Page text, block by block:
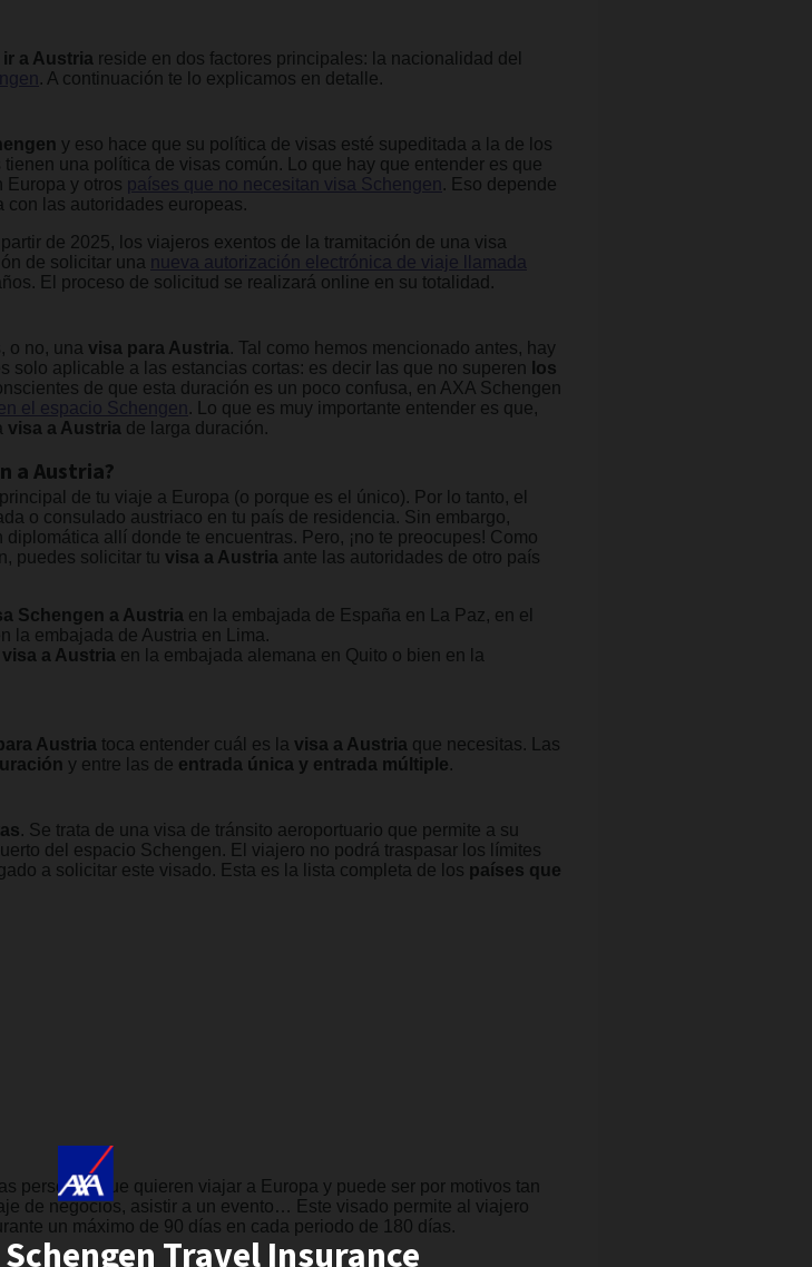
Travel Insurance
a Austria reside en dos factores principales: la nacionalidad del
. A continuación te lo explicamos en detalle.
y eso hace que su política de visas esté supeditada a la de los
una política de visas común. Lo que hay que entender es que
Europa y otros países que no necesitan visa Schengen
. Eso depende
con las autoridades europeas.
de 2025, los viajeros exentos de la tramitación de una visa
de solicitar una
nueva autorización electrónica de viaje llamada
El proceso de solicitud se realizará online en su totalidad.
o no, una visa para Austria. Tal como hemos mencionado antes, hay
solo aplicable a las estancias cortas: es decir las que no superen los
de que esta duración es un poco confusa, en AXA Schengen
el espacio Schengen
. Lo que es muy importante entender es que,
visa a Austria de larga duración.
a Austria?
de tu viaje a Europa (o porque es el único). Por lo tanto, el
o consulado austriaco en tu país de residencia. Sin embargo,
allí donde te encuentras. Pero, ¡no te preocupes! Como
puedes solicitar tu visa a Austria ante las autoridades de otro país
Schengen a Austria en la embajada de España en La Paz, en el
la embajada de Austria en Lima.
a Austria en la embajada alemana en Quito o bien en la
Austria toca entender cuál es la visa a Austria que necesitas. Las
y entre las de entrada única y entrada múltiple.
. Se trata de una visa de tránsito aeroportuario que permite a su
del espacio Schengen. El viajero no podrá traspasar los límites
a solicitar este visado. Esta es la lista completa de los países que
personas que quieren viajar a Europa y puede ser por motivos tan
de negocios, asistir a un evento… Este visado permite al viajero
un máximo de 90 días en cada periodo de 180 días.